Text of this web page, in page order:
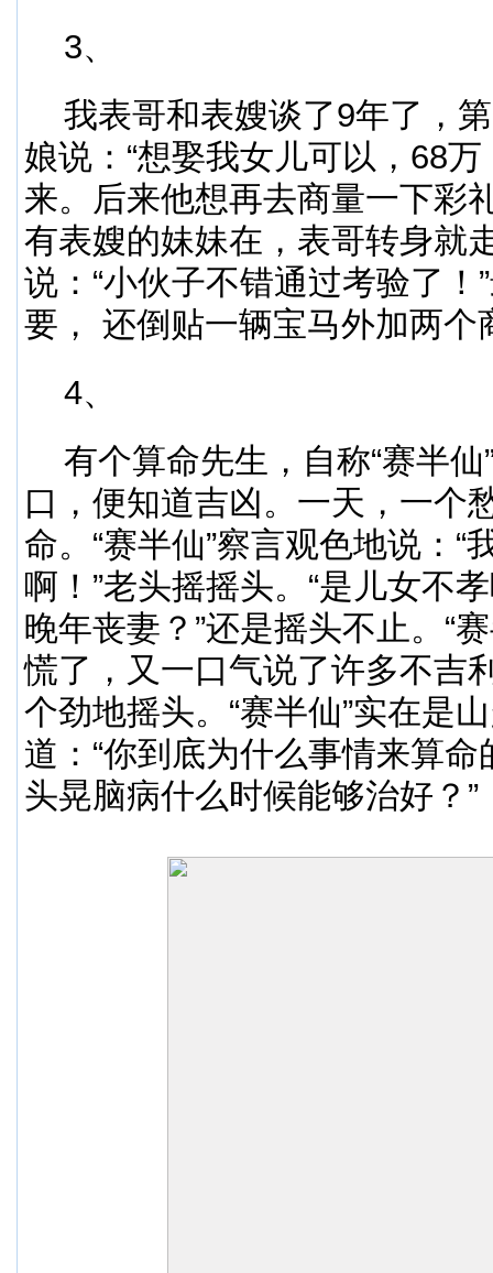
3、
我表哥和表嫂谈了9年了，
娘说：“想娶我女儿可以，68
来。后来他想再去商量一下彩
有表嫂的妹妹在，表哥转身就
说：“小伙子不错通过考验了
要， 还倒贴一辆宝马外加两个
4、
有个算命先生，自称“赛半
口，便知道吉凶。一天，一个
命。“赛半仙”察言观色地说：“
啊！”老头摇摇头。“是儿女不
晚年丧妻？”还是摇头不止。“
慌了，又一口气说了许多不吉
个劲地摇头。“赛半仙”实在是
道：“你到底为什么事情来算命
头晃脑病什么时候能够治好？”